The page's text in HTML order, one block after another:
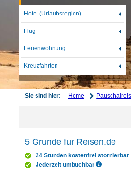
Hotel (Urlaubsregion)
Flug
Ferienwohnung
Kreuzfahrten
Sie sind hier: Home
5 Gründe für Reisen.de
24 Stunden kostenfrei stornierbar
Jederzeit umbuchbar